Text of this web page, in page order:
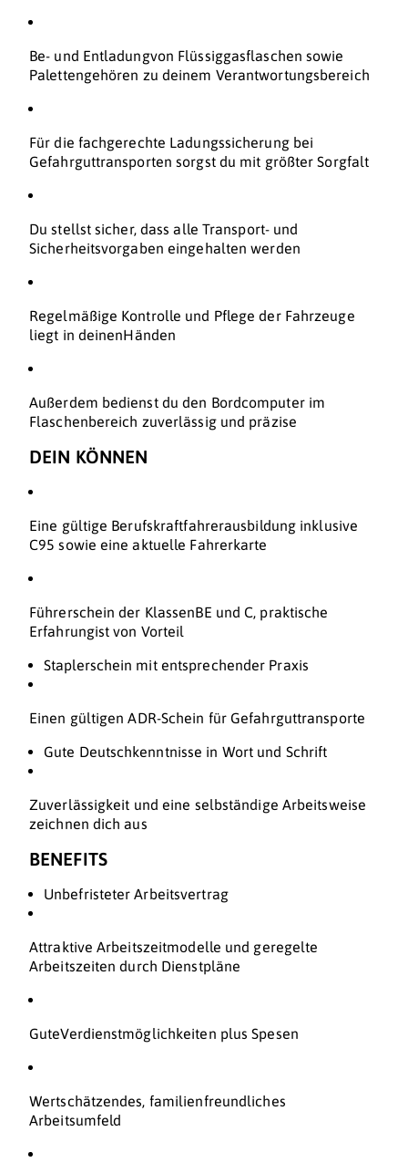
Be- und Entladungvon Flüssiggasflaschen sowie
Palettengehören zu deinem Verantwortungsbereich
Für die fachgerechte Ladungssicherung bei
Gefahrguttransporten sorgst du mit größter Sorgfalt
Du stellst sicher, dass alle Transport- und
Sicherheitsvorgaben eingehalten werden
Regelmäßige Kontrolle und Pflege der Fahrzeuge
liegt in deinenHänden
Außerdem bedienst du den Bordcomputer im
Flaschenbereich zuverlässig und präzise
DEIN KÖNNEN
Eine gültige Berufskraftfahrerausbildung inklusive
C95 sowie eine aktuelle Fahrerkarte
Führerschein der KlassenBE und C, praktische
Erfahrungist von Vorteil
Staplerschein mit entsprechender Praxis
Einen gültigen ADR-Schein für Gefahrguttransporte
Gute Deutschkenntnisse in Wort und Schrift
Zuverlässigkeit und eine selbständige Arbeitsweise
zeichnen dich aus
BENEFITS
Unbefristeter Arbeitsvertrag
Attraktive Arbeitszeitmodelle und geregelte
Arbeitszeiten durch Dienstpläne
GuteVerdienstmöglichkeiten plus Spesen
Wertschätzendes, familienfreundliches
Arbeitsumfeld